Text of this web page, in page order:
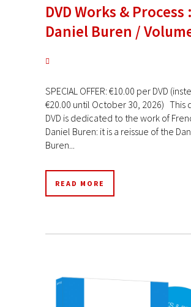
DVD Works & Process :
Daniel Buren /
SPECIAL OFFER: €10.00 per DVD
€20.00 until October 30, 2026) This
DVD is dedicated to the work of
Daniel Buren: it is a reissue of the
Buren...
READ MORE